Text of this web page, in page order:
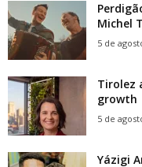
Michel
5 de
Tirolez
growth
5 de
Yázigi